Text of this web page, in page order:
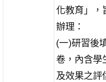
化教育」，
辦理：
(一)研習後
卷，內含學
及效果之評